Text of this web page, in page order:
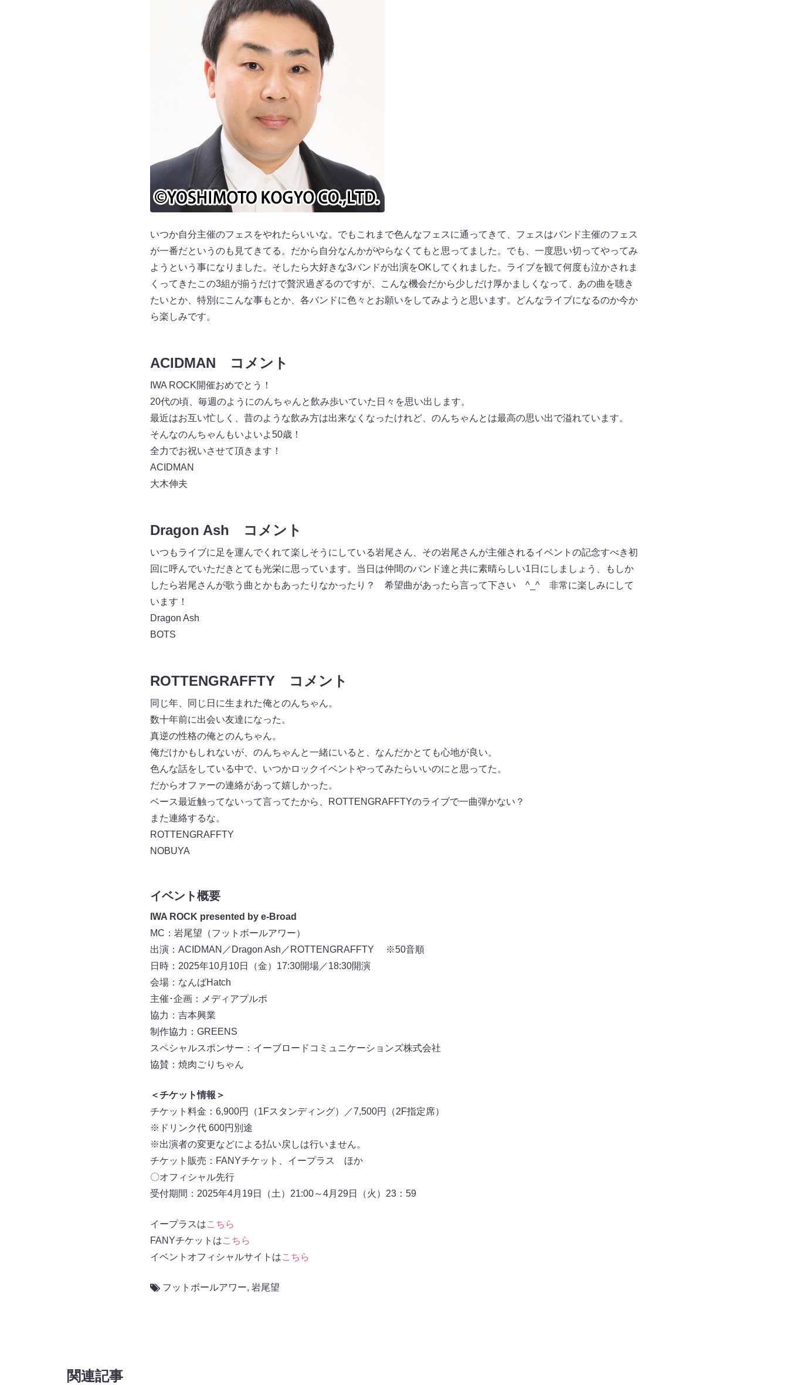
いつか自分主催のフェスをやれたらいいな。でもこれまで色んなフェスに通ってきて、フェスはバンド主催のフェス
が一番だというのも見てきてる。だから自分なんかがやらなくてもと思ってました。でも、一度思い切ってやってみ
ようという事になりました。そしたら大好きな3バンドが出演をOKしてくれました。ライブを観て何度も泣かされま
くってきたこの3組が揃うだけで贅沢過ぎるのですが、こんな機会だから少しだけ厚かましくなって、あの曲を聴き
たいとか、特別にこんな事もとか、各バンドに色々とお願いをしてみようと思います。どんなライブになるのか今か
ら楽しみです。
ACIDMAN コメント
IWA ROCK開催おめでとう！
20代の頃、毎週のようにのんちゃんと飲み歩いていた日々を思い出します。
最近はお互い忙しく、昔のような飲み方は出来なくなったけれど、のんちゃんとは最高の思い出で溢れています。
そんなのんちゃんもいよいよ50歳！
全力でお祝いさせて頂きます！
ACIDMAN
大木伸夫
Dragon Ash コメント
いつもライブに足を運んでくれて楽しそうにしている岩尾さん、その岩尾さんが主催されるイベントの記念すべき初
回に呼んでいただきとても光栄に思っています。当日は仲間のバンド達と共に素晴らしい1日にしましょう、もしか
したら岩尾さんが歌う曲とかもあったりなかったり？ 希望曲があったら言って下さい ^_^ 非常に楽しみにして
います！
Dragon Ash
BOTS
ROTTENGRAFFTY コメント
同じ年、同じ日に生まれた俺とのんちゃん。
数十年前に出会い友達になった。
真逆の性格の俺とのんちゃん。
俺だけかもしれないが、のんちゃんと一緒にいると、なんだかとても心地が良い。
色んな話をしている中で、いつかロックイベントやってみたらいいのにと思ってた。
だからオファーの連絡があって嬉しかった。
ベース最近触ってないって言ってたから、ROTTENGRAFFTYのライブで一曲弾かない？
また連絡するな。
ROTTENGRAFFTY
NOBUYA
イベント概要
IWA ROCK presented by e-Broad
MC：岩尾望（フットボールアワー）
出演：ACIDMAN／Dragon Ash／ROTTENGRAFFTY ※50音順
日時：2025年10月10日（金）17:30開場／18:30開演
会場：なんばHatch
主催･企画：メディアプルポ
協力：吉本興業
制作協力：GREENS
スペシャルスポンサー：イーブロードコミュニケーションズ株式会社
協賛：焼肉ごりちゃん
＜チケット情報＞
チケット料金：6,900円（1Fスタンディング）／7,500円（2F指定席）
※ドリンク代 600円別途
※出演者の変更などによる払い戻しは行いません。
チケット販売：FANYチケット、イープラス ほか
〇オフィシャル先行
受付期間：2025年4月19日（土）21:00～4月29日（火）23：59
イープラスはこちら
FANYチケットはこちら
イベントオフィシャルサイトはこちら
フットボールアワー, 岩尾望
関連記事